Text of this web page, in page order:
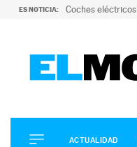
ES NOTICIA: Coches eléctricos
ELÉCTRICOS
CONDUCIR
ACTUALIDAD